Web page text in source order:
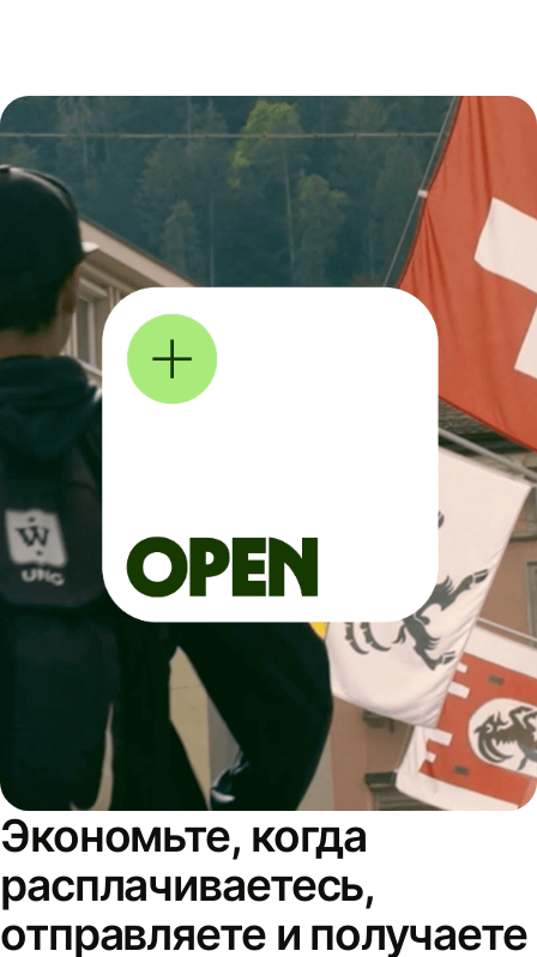
Экономьте, когда
расплачиваетесь,
отправляете и получаете